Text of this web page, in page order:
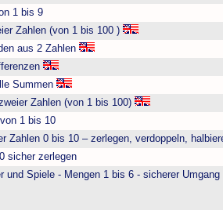
1 bis 9
Zahlen (von 1 bis 100 )
aus 2 Zahlen
Summen
Zahlen (von 1 bis 100)
1 bis 10
Zahlen 0 bis 10 – zerlegen, verdoppeln,
sicher zerlegen
und Spiele - Mengen 1 bis 6 - sicherer Umgang